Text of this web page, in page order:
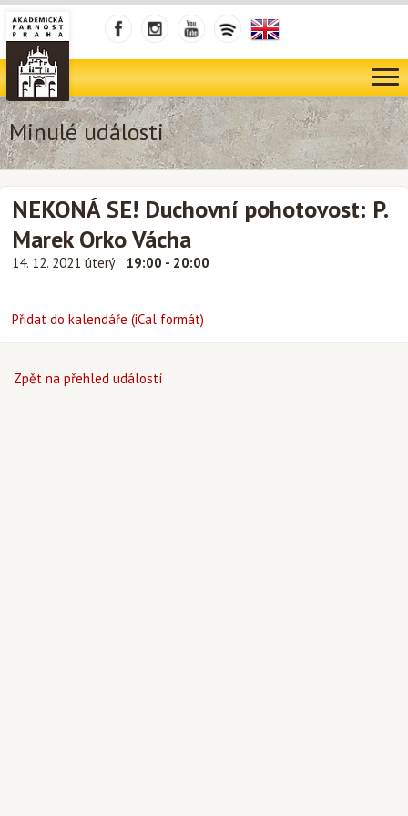
Minulé události
NEKONÁ SE! Duchovní pohotovost: P.
Marek Orko Vácha
14. 12. 2021 úterý 19:00 - 20:00
Přidat do kalendáře (iCal formát)
Zpět na přehled událostí